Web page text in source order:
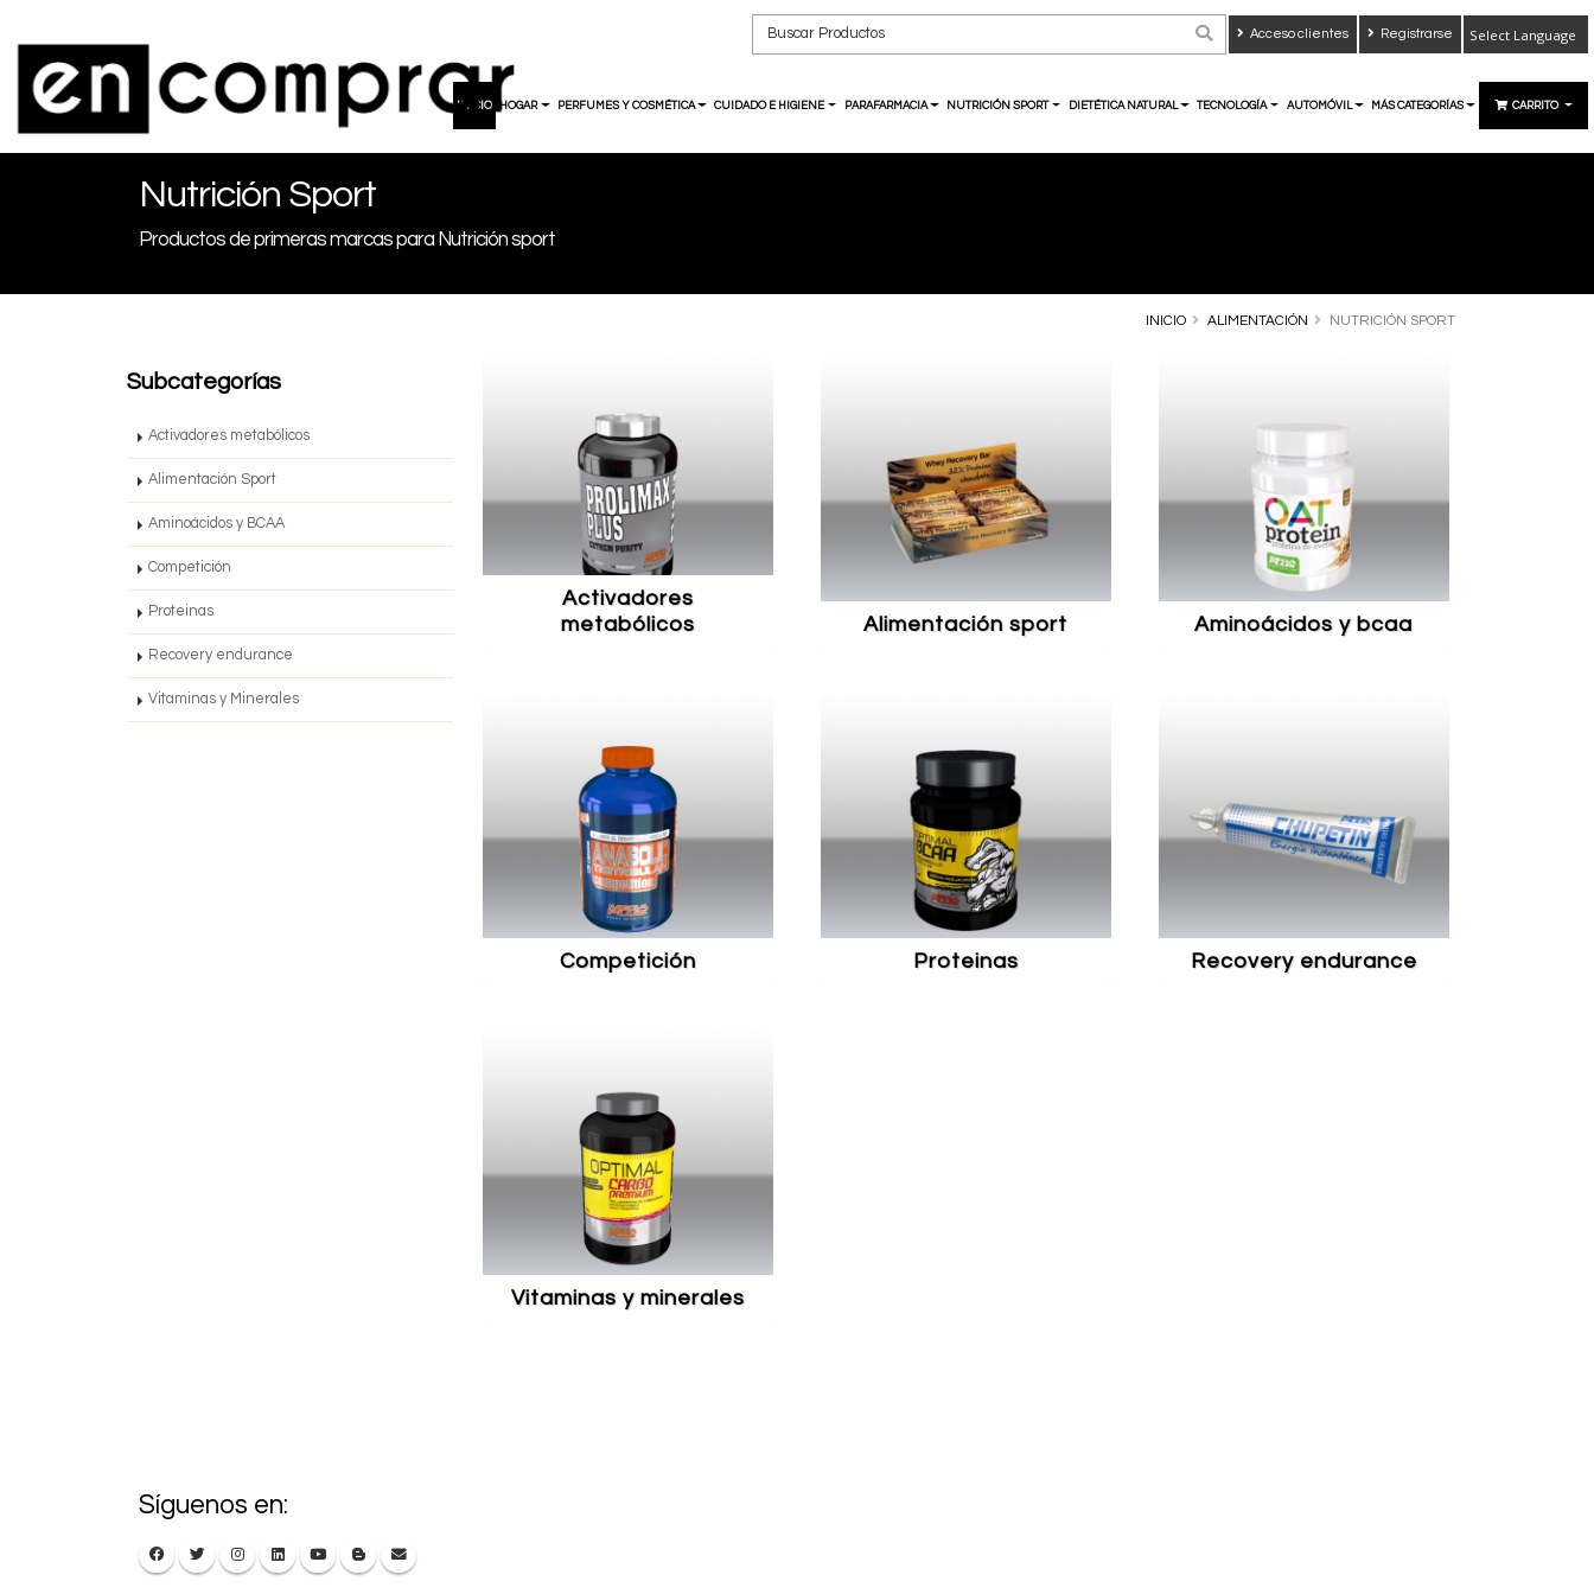
Acceso clientes Registrarse
INICIO HOGAR PERFUMES Y COSMÉTICA CUIDADO E HIGIENE PARAFARMACIA NUTRICIÓN SPORT DIETÉTICA NATURAL TECNOLOGÍA AUTOMÓVIL MÁS CATEGORÍAS CARRITO
Nutrición Sport
Productos de primeras marcas para Nutrición sport
INICIO ALIMENTACIÓN NUTRICIÓN SPORT
Subcategorías
Activadores metabólicos
Alimentación Sport
Aminoácidos y BCAA
Competición
Proteinas
Recovery endurance
Vitaminas y Minerales
activadores
metabólicos
alimentación sport aminoácidos y bcaa
competición proteinas recovery endurance
vitaminas y minerales
Síguenos en: